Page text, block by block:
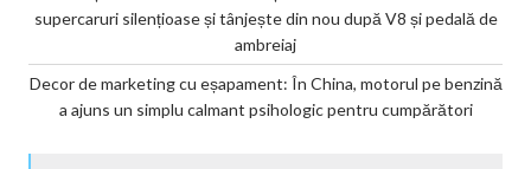
supercaruri silențioase și tânjește din nou după V8 și pedală de
ambreiaj
Decor de marketing cu eșapament: În China, motorul pe benzină
a ajuns un simplu calmant psihologic pentru cumpărători